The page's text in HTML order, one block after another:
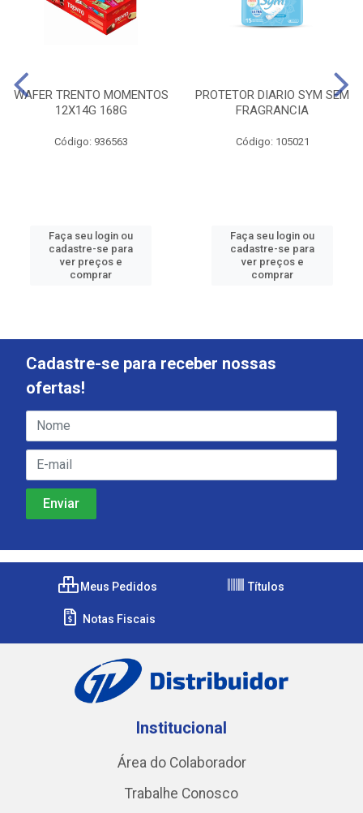
WAFER TRENTO MOMENTOS
12X14G 168G
Código: 936563
Faça seu login ou
cadastre-se para
ver preços e
comprar
PROTETOR DIARIO SYM SEM
FRAGRANCIA
Código: 105021
Faça seu login ou
cadastre-se para
ver preços e
comprar
Cadastre-se para receber nossas
ofertas!
Meus Pedidos Títulos
Notas Fiscais
Institucional
Área do Colaborador
Trabalhe Conosco